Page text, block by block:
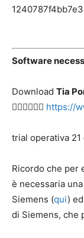
Software
Download Tia
👉🏻👉🏻👉🏻 https://
trial operativa 21
Ricordo che per
è necessaria
Siemens (qui)
di Siemens, che